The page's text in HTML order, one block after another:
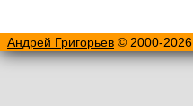
Андрей Григорьев © 2000-2026